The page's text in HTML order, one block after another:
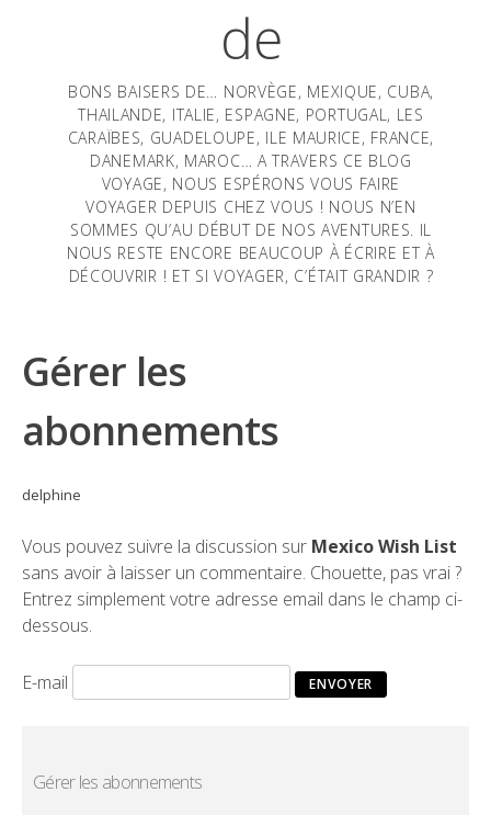
de
BONS BAISERS DE… NORVÈGE, MEXIQUE, CUBA,
THAILANDE, ITALIE, ESPAGNE, PORTUGAL, LES
CARAÏBES, GUADELOUPE, ILE MAURICE, FRANCE,
DANEMARK, MAROC… A TRAVERS CE BLOG
VOYAGE, NOUS ESPÉRONS VOUS FAIRE
VOYAGER DEPUIS CHEZ VOUS ! NOUS N’EN
SOMMES QU’AU DÉBUT DE NOS AVENTURES. IL
NOUS RESTE ENCORE BEAUCOUP À ÉCRIRE ET À
DÉCOUVRIR ! ET SI VOYAGER, C’ÉTAIT GRANDIR ?
Gérer les
abonnements
delphine
Vous pouvez suivre la discussion sur Mexico Wish List
sans avoir à laisser un commentaire. Chouette, pas vrai ?
Entrez simplement votre adresse email dans le champ ci-
dessous.
E-mail
Gérer les abonnements